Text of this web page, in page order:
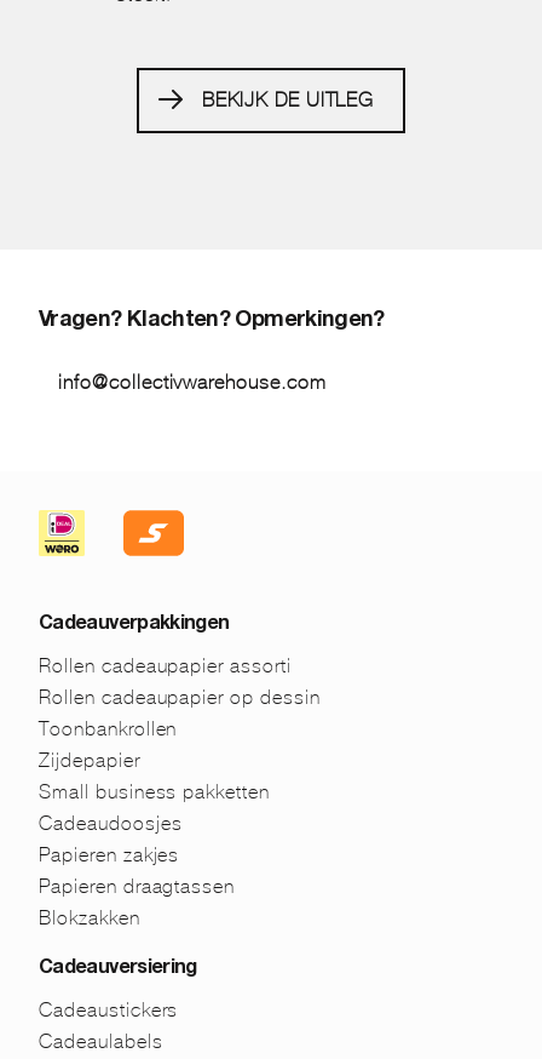
BEKIJK DE UITLEG
Vragen? Klachten? Opmerkingen?
info@collectivwarehouse.com
Cadeauverpakkingen
Rollen cadeaupapier assorti
Rollen cadeaupapier op dessin
Toonbankrollen
Zijdepapier
Small business pakketten
Cadeaudoosjes
Papieren zakjes
Papieren draagtassen
Blokzakken
Cadeauversiering
Cadeaustickers
Cadeaulabels